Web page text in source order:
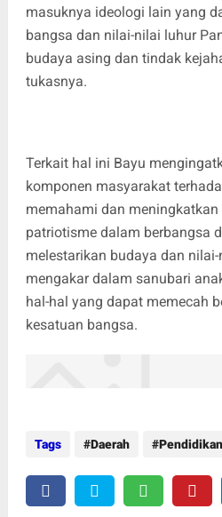
masuknya ideologi lain yang
bangsa dan nilai-nilai luhur
budaya asing dan tindak
tukasnya.
Terkait hal ini Bayu
komponen masyarakat
memahami dan
patriotisme dalam berbangsa
melestarikan budaya dan
mengakar dalam sanubari
hal-hal yang dapat memecah
kesatuan bangsa.
Tags Daerah Pendidikan